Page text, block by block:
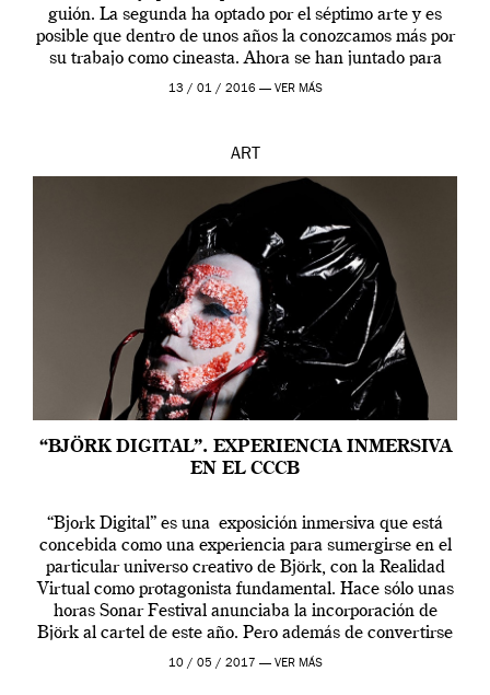
guión. La segunda ha optado por el séptimo arte y es
posible que dentro de unos años la conozcamos más por
su trabajo como cineasta. Ahora se han juntado para
contarnos una […]
13 / 01 / 2016 — VER MÁS
ART
“BJÖRK DIGITAL”. EXPERIENCIA INMERSIVA
EN EL CCCB
“Bjork Digital” es una exposición inmersiva que está
concebida como una experiencia para sumergirse en el
particular universo creativo de Björk, con la Realidad
Virtual como protagonista fundamental. Hace sólo unas
horas Sonar Festival anunciaba la incorporación de
Björk al cartel de este año. Pero además de convertirse
en una de las actuaciones más relevantes […]
10 / 05 / 2017 — VER MÁS